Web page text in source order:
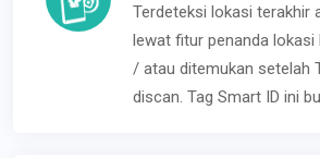
Terdeteksi lokasi terakhir
lewat fitur penanda lokasi
/ atau ditemukan setelah
discan. Tag Smart ID ini